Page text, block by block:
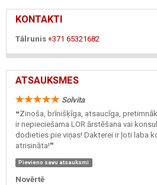
KONTAKTI
Tālrunis +371 65321682
ATSAUKSMES
Solvita
❝Zinoša, brīnišķīga, atsaucīga,
ir nepieciešama LOR ārstēšana vai
dodieties pie viņas! Dakterei ir ļoti laba
atrisināta!❞
Pievieno savu atsauksmi
Novērtē